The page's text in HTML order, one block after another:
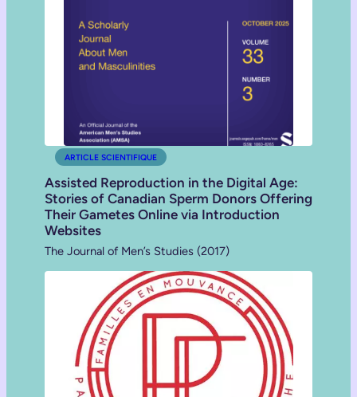
ARTICLE SCIENTIFIQUE
Assisted Reproduction in the Digital Age:
Stories of Canadian Sperm Donors Offering
Their Gametes Online via Introduction
Websites
The Journal of Men’s Studies (2017)